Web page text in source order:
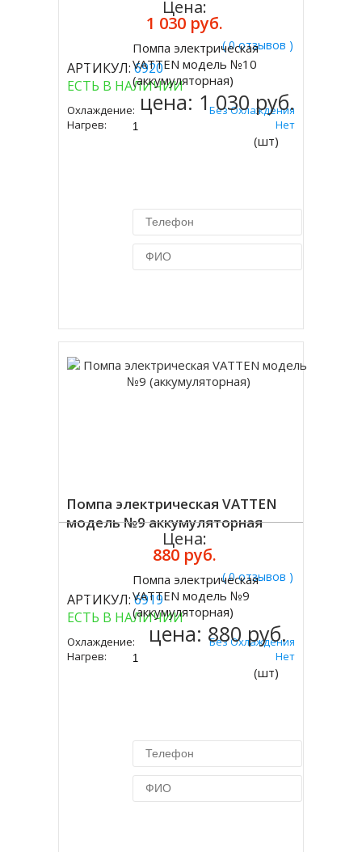
( 0 отзывов )
АРТИКУЛ:6920
ЕСТЬ В НАЛИЧИИ
Охлаждение:
Без Охлаждения
Нагрев:
Нет
Цена:
1 030 руб.
Помпа электрическая
VATTEN модель №10
(аккумуляторная)
цена: 1 030 руб.
(шт)
Помпа электрическая VATTEN
модель №9 аккумуляторная
( 0 отзывов )
АРТИКУЛ:6919
ЕСТЬ В НАЛИЧИИ
Охлаждение:
Без Охлаждения
Нагрев:
Нет
Цена:
880 руб.
Помпа электрическая
VATTEN модель №9
(аккумуляторная)
цена: 880 руб.
(шт)